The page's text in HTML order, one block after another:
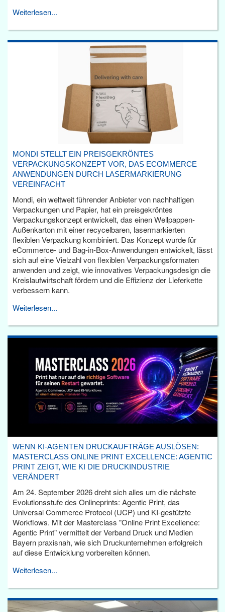
Weiterlesen...
MONDI STELLT EIN PREISGEKRÖNTES
VERPACKUNGSKONZEPT VOR, DAS ECOMMERCE
ANWENDUNGEN DURCH LASERMARKIERUNG
VEREINFACHT
Mondi, ein weltweit führender Anbieter von nachhaltigen
Verpackungen und Papier, hat ein preisgekröntes
Verpackungskonzept entwickelt, das einen Wellpappen-
Außenkarton mit einer recycelbaren, lasermarkierten
flexiblen Verpackung kombiniert. Das Konzept wurde für
eCommerce- und Bag-in-Box-Anwendungen entwickelt, lässt
sich auf eine Vielzahl von flexiblen Verpackungsformaten
anwenden und zeigt, wie innovatives Verpackungsdesign die
Kreislaufwirtschaft fördern und die Effizienz der Lieferkette
verbessern kann.
Weiterlesen...
WENN KI-AGENTEN DRUCKAUFTRÄGE AUSLÖSEN:
MASTERCLASS ONLINE PRINT EXCELLENCE: AGENTIC
PRINT ZEIGT, WIE KI DIE DRUCKINDUSTRIE
VERÄNDERT
Am 24. September 2026 dreht sich alles um die nächste
Evolutionsstufe des Onlineprints: Agentic Print, das
Universal Commerce Protocol (UCP) und KI-gestützte
Workflows. Mit der Masterclass "Online Print Excellence:
Agentic Print" vermittelt der Verband Druck und Medien
Bayern praxisnah, wie sich Druckunternehmen erfolgreich
auf diese Entwicklung vorbereiten können.
Weiterlesen...